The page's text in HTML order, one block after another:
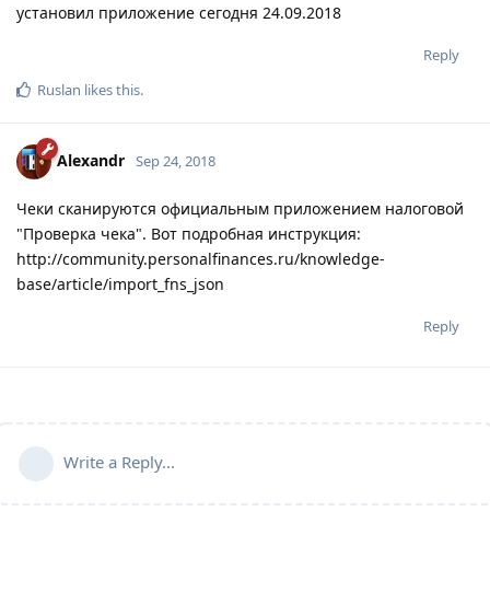
установил приложение сегодня 24.09.2018
Reply
Ruslan likes this.
Alexandr Sep 24, 2018
Чеки сканируются официальным приложением налоговой
"Проверка чека". Вот подробная инструкция:
http://community.personalfinances.ru/knowledge-
base/article/import_fns_json
Reply
Write a Reply...